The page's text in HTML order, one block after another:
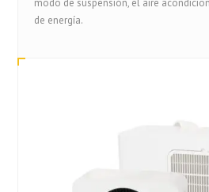
de energía.